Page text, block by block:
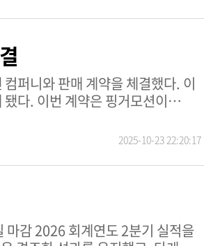
다. 이번 계약은 핑거모션이
2025-10-23 22:20:17